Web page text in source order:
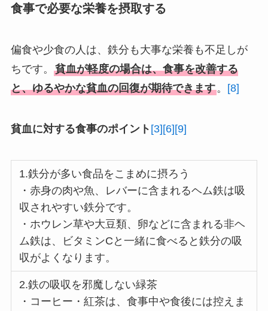
食事で必要な栄養を摂取する
偏食や少食の人は、鉄分も大事な栄養も不足しが
ちです。 貧血が軽度の場合は、食事を改善する
と、ゆるやかな貧血の回復が期待できます。 [8]
貧血に対する食事のポイント [3] [6] [9]
1.鉄分が多い食品をこまめに摂ろう
・赤身の肉や魚、レバーに含まれるヘム鉄は吸
収されやすい鉄分です。
・ホウレン草や大豆類、卵などに含まれる非ヘ
ム鉄は、ビタミンCと一緒に食べると鉄分の吸
収がよくなります。
2.鉄の吸収を邪魔しない緑茶
・コーヒー・紅茶は、食事中や食後には控えま